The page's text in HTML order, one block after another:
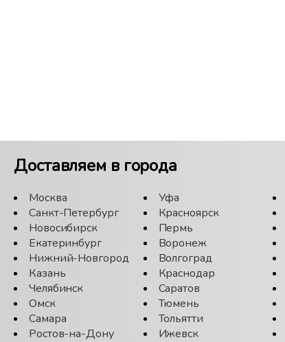
Доставляем в города
Москва
Санкт-Петербург
Новосибирск
Екатеринбург
Нижний-Новгород
Казань
Челябинск
Омск
Самара
Ростов-на-Дону
Уфа
Красноярск
Пермь
Воронеж
Волгоград
Краснодар
Саратов
Тюмень
Тольятти
Ижевск